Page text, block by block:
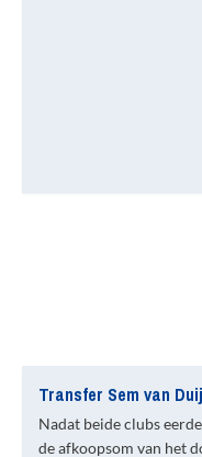
Transfer Sem van
Nadat beide clubs
de afkoopsom van het